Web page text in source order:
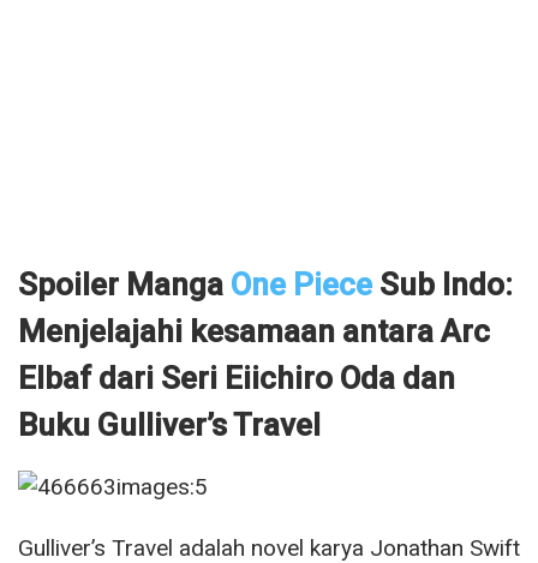
Spoiler Manga One Piece Sub Indo:
Menjelajahi kesamaan antara Arc
Elbaf dari Seri Eiichiro Oda dan
Buku Gulliver’s Travel
Gulliver’s Travel adalah novel karya Jonathan Swift